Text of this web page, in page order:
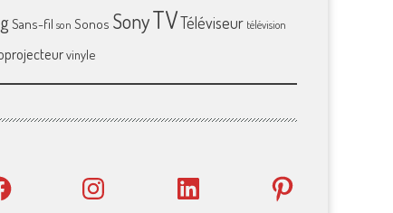
Sans-fil son Sonos SonyTVTéléviseur télévision
vinyle
Instagram LinkedIn Pinterest